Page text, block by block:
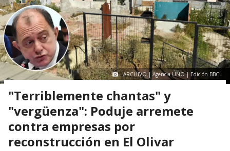
ARCHIVO | Agencia UNO | Edición BBCL
"Terriblemente chantas" y
"vergüenza": Poduje arremete
contra empresas por
reconstrucción en El Olivar